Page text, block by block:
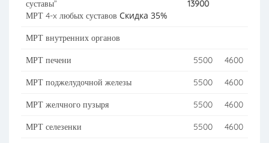
суставы”
МРТ 4-x любых суставов Скидка 35%
13900
МРТ внутренних органов
МРТ печени 5500 4600
МРТ поджелудочной железы 5500 4600
МРТ желчного пузыря 5500 4600
МРТ селезенки 5500 4600